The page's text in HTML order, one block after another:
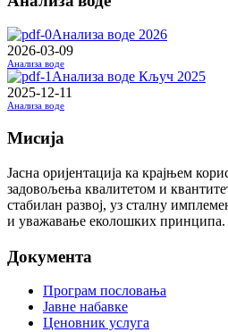
Анализа воде 2026
2026-03-09
Анализа воде
Анализа воде Кључ 2025
2025-12-11
Анализа воде
Мисија
Јасна оријентација ка крајњем
задовољења квалитетом и
стабилан развој, уз сталну
и уважавање еколошких принципа.
Документа
Програм пословања
Јавне набавке
Ценовник услуга